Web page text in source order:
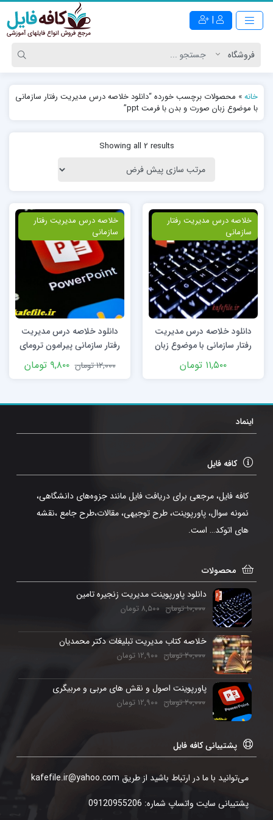
|
خانه» محصولات برچسب خورده “دانلود خلاصه درس مدیریت رفتار سازمانی
با موضوع زبان صورت و بدن با فرمت ppt”
Showing all 2 results
ویژه
خلاصه درس مدیریت رفتار
سازمانی
دانلود خلاصه درس مدیریت
رفتار سازمانی با موضوع زبان
صورت و بدن با فرمت ppt
۱۱,۵۰۰ تومان
ویژه
خلاصه درس مدیریت رفتار
سازمانی
دانلود خلاصه درس مدیریت
رفتار سازمانی پیرامون ترومای
سازمانی با فرمت ppt۱۲,۰۰۰تومان ۹,۸۰۰ تومان
اینماد
کافه فایل
کافه فایل، مرجعی برای دریافت فایل مانند جزوه‌های دانشگاهی،
نمونه سوال، پاورپوینت، طرح توجیهی، مقالات،طرح جامع ،نقشه
های اتوکد… است.
محصولات
دانلود پاورپوینت مدیریت زنجیره تامین
۱۰,۰۰۰تومان ۸,۵۰۰تومان
خلاصه کتاب مدیریت تبلیغات دکتر محمدیان
۲۰,۰۰۰تومان ۱۲,۹۰۰ تومان
پاورپوینت اصول و نقش های مربی و مربیگری
۲۰,۰۰۰تومان ۱۲,۹۰۰ تومان
پشتیبانی کافه فایل
می‌توانید با ما در ارتباط باشید از طریق kafefile.ir@yahoo.com
پشتیبانی سایت واتساپ شماره: 09120955206